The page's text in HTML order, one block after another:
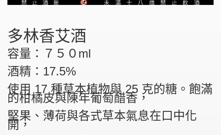
多林香艾酒
容量：７５０ml
酒精：17.5%
使用 17 種草本植物與 25 克的糖。飽滿
的柑橘皮與陳年葡萄醋香，
堅果、薄荷與各式草本氣息在口中化
開，